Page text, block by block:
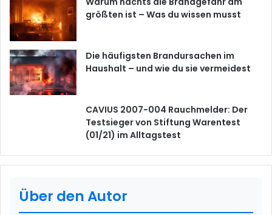
größten ist – Was du wissen musst
Die häufigsten Brandursachen im
Haushalt – und wie du sie vermeidest
CAVIUS 2007-004 Rauchmelder: Der
Testsieger von Stiftung Warentest
(01/21) im Alltagstest
Über den Autor